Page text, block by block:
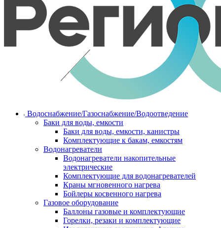
Водоснабжение/Газоснабжение/Водоотведение
Баки для воды, емкости
Баки для воды, емкости, канистры
Комплектующие к бакам, емкостям
Водонагреватели
Водонагреватели накопительные
электрические
Комплектующие для водонагревателей
Краны мгновенного нагрева
Бойлеры косвенного нагрева
Газовое оборудование
Баллоны газовые и комплектующие
Горелки, резаки и комплектующие